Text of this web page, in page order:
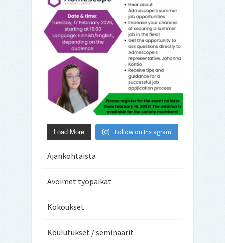
Load More Follow on Instagram
Ajankohtaista
Avoimet työpaikat
Kokoukset
Koulutukset / seminaarit